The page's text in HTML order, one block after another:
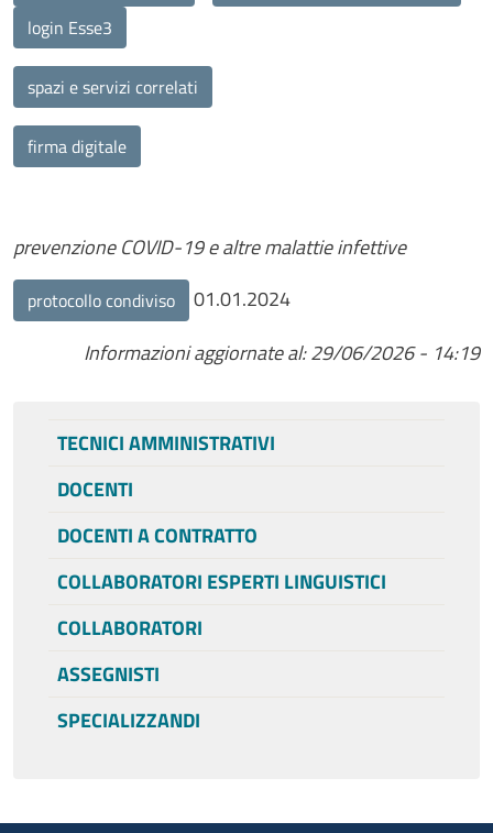
login Esse3
spazi e servizi correlati
firma digitale
prevenzione COVID-19 e altre malattie infettive
protocollo condiviso
01.01.2024
Informazioni aggiornate al: 29/06/2026 - 14:19
Menu personale
TECNICI AMMINISTRATIVI
DOCENTI
DOCENTI A CONTRATTO
COLLABORATORI ESPERTI LINGUISTICI
COLLABORATORI
ASSEGNISTI
SPECIALIZZANDI